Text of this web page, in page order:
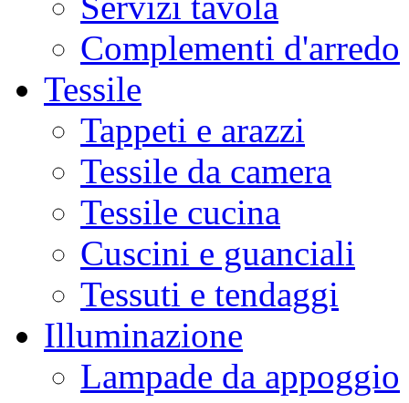
Complementi d'arredo
Tessile
Tappeti e arazzi
Tessile da camera
Tessile cucina
Cuscini e guanciali
Tessuti e tendaggi
Illuminazione
Lampade da appoggio